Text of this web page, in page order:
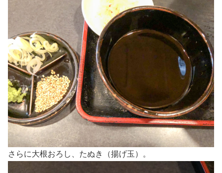
さらに大根おろし、たぬき（揚げ玉）。